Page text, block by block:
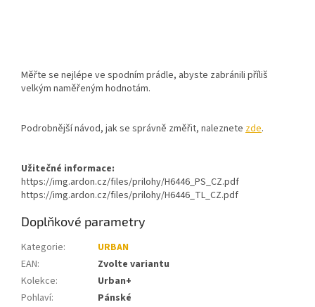
Měřte se nejlépe ve spodním prádle, abyste zabránili příliš
velkým naměřeným hodnotám.
Podrobnější návod, jak se správně změřit, naleznete zde.
Užitečné informace:
https://img.ardon.cz/files/prilohy/H6446_PS_CZ.pdf
https://img.ardon.cz/files/prilohy/H6446_TL_CZ.pdf
Doplňkové parametry
Kategorie:
URBAN
EAN:
Zvolte variantu
Kolekce:
Urban+
Pohlaví:
Pánské